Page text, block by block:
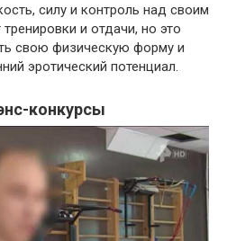
силу и контроль над своим
и отдачи, но это
свою физическую форму и
эротический потенциал.
конкурсы